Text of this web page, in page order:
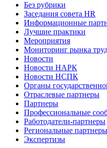
Без рубрики
Заседания совета HR
Информационные
Лучшие практики
Мероприятия
Мониторинг рынка
Новости
Новости НАРК
Новости НСПК
Органы
Отраслевые партнеры
Партнеры
Профессиональные
Работодатели-партнеры
Региональные партнеры
Экспертизы